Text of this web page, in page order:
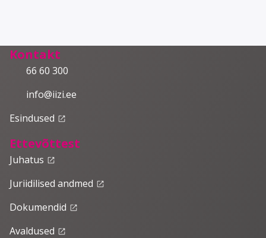
Kontakt
66 60 300
info@iizi.ee
Esindused launch
Ettevõttest
Juhatus launch
Juriidilised andmed launch
Dokumendid launch
Avaldused launch